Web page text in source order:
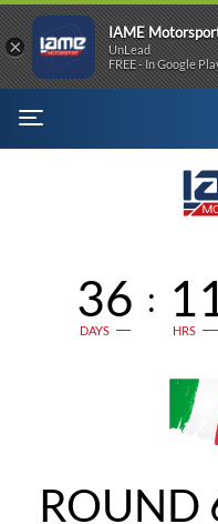
MENU
36
DAYS
:
HRS
ROUND
×
IAME
UnLead
FREE - In Google